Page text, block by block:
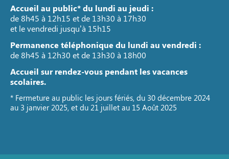
Accueil au public* du lundi au jeudi :
de 8h45 à 12h15 et de 13h30 à 17h30
et le vendredi jusqu’à 15h15
Permanence téléphonique du lundi au vendredi :
de 8h45 à 12h30 et de 13h30 à 18h00
Accueil sur rendez-vous pendant les vacances
scolaires.
* Fermeture au public les jours fériés, du 30 décembre 2024
au 3 janvier 2025, et du 21 juillet au 15 Août 2025